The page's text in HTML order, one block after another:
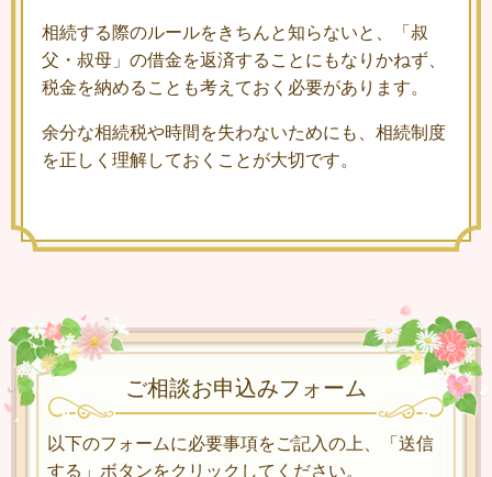
相続する際のルールをきちんと知らないと、「叔
父・叔母」の借金を返済することにもなりかねず、
税金を納めることも考えておく必要があります。
余分な相続税や時間を失わないためにも、相続制度
を正しく理解しておくことが大切です。
ご相談お申込みフォーム
以下のフォームに必要事項をご記入の上、「送信
する」ボタンをクリックしてください。